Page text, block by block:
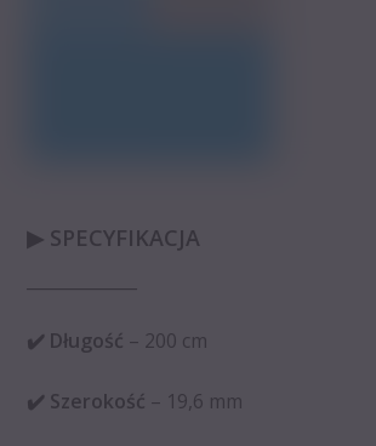
▶ SPECYFIKACJA
✔️ Długość – 200 cm
✔️ Szerokość – 19,6 mm